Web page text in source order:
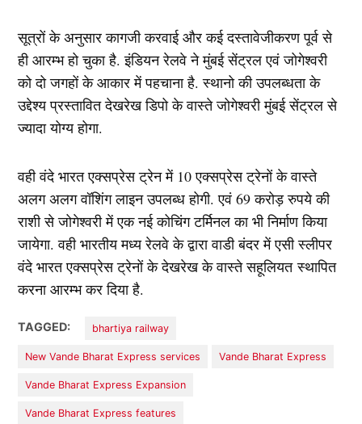
सूत्रों के अनुसार कागजी करवाई और कई दस्तावेजीकरण पूर्व से
ही आरम्भ हो चुका है. इंडियन रेलवे ने मुंबई सेंट्रल एवं जोगेश्वरी
को दो जगहों के आकार में पहचाना है. स्थानो की उपलब्धता के
उद्देश्य प्रस्तावित देखरेख डिपो के वास्ते जोगेश्वरी मुंबई सेंट्रल से
ज्यादा योग्य होगा.
वही वंदे भारत एक्सप्रेस ट्रेन में 10 एक्सप्रेस ट्रेनों के वास्ते
अलग अलग वॉशिंग लाइन उपलब्ध होगी. एवं 69 करोड़ रुपये की
राशी से जोगेश्वरी में एक नई कोचिंग टर्मिनल का भी निर्माण किया
जायेगा. वही भारतीय मध्य रेलवे के द्वारा वाडी बंदर में एसी स्लीपर
वंदे भारत एक्सप्रेस ट्रेनों के देखरेख के वास्ते सहूलियत स्थापित
करना आरम्भ कर दिया है.
TAGGED: bhartiya railway
New Vande Bharat Express services Vande Bharat Express
Vande Bharat Express Expansion
Vande Bharat Express features